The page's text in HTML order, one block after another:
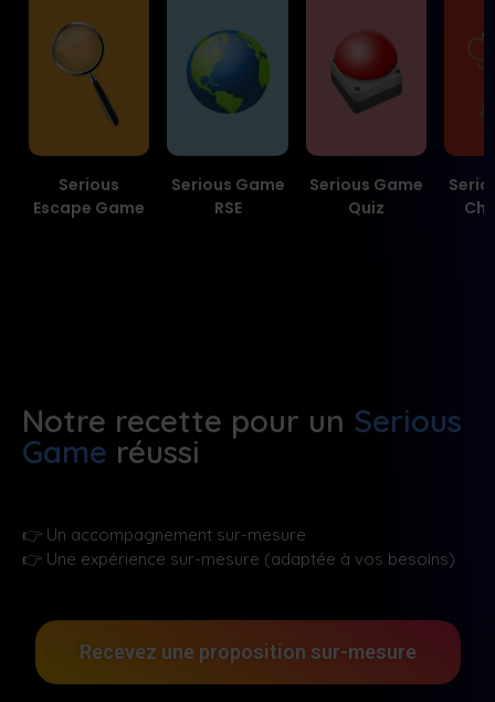
Serious
Escape Game
Serious Game
RSE
Serious Game
Quiz
Notre recette pour un Serious
Game réussi
👉 Un accompagnement sur-mesure
👉 Une expérience sur-mesure (adaptée à vos besoins)
Recevez une proposition sur-mesure